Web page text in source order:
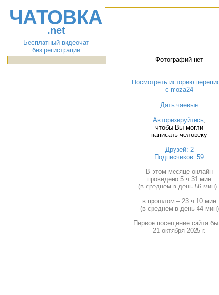
ЧАТОВКА
.net
Бесплатный видеочат
без регистрации
Фотографий нет
Посмотреть историю
с moza24
Дать чаевые
Авторизируйтесь,
чтобы Вы могли
написать человеку
Друзей: 2
Подписчиков: 59
В этом месяце онлайн
проведено 5 ч 31 мин
(в среднем в день 56 мин)
в прошлом – 23 ч 10 мин
(в среднем в день 44 мин)
Первое посещение сайта
21 октября 2025 г.